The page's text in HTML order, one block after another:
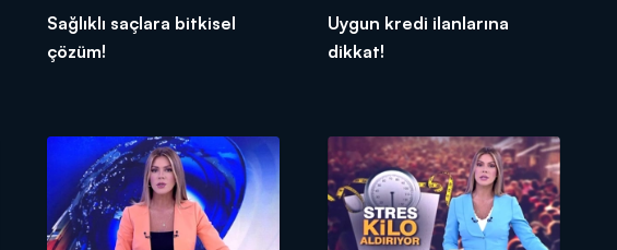
Sağlıklı saçlara bitkisel
çözüm!
Uygun kredi ilanlarına
dikkat!